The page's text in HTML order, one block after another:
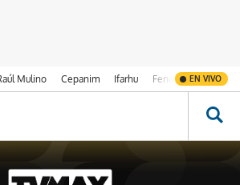
Mulino Cepanim Ifarhu Fenómeno de El
EN VIVO